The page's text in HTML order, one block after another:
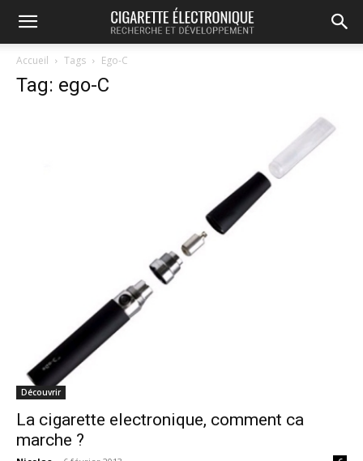
Accueil Tags Ego-C
Tag: ego-C
Découvrir
La cigarette electronique, comment ca
marche ?